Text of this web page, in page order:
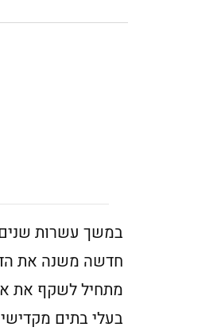
במשך עשרות שנים
חדשה משנה את
מתחיל לשקף את
בעלי בתים